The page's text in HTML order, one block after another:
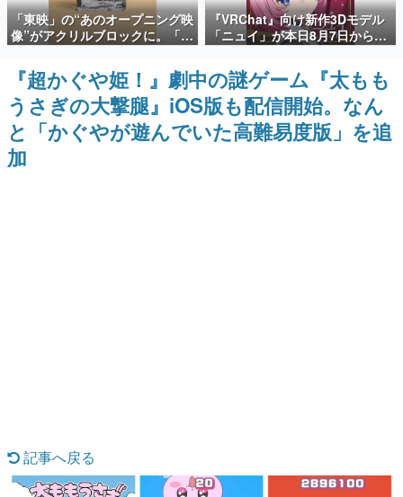
SNS拡散数が数千以上！ ページビュー数万以上！ などな
ど。多くの人々に読まれた、電ファミ渾身の“殿堂入り”記
事をまとめました。
ゲームの企画書
名作ゲームクリエイターの方々に製作時のエピソードをお
聞きし、ヒットする企画（ゲーム）とは何か？を探ってい
きます。
赫本
「東映」の“あのオープニング映
像”がアクリルブロックに。「東
映ヒストリカル グッズコレクシ
ョン」が8月下旬より発売
『VRChat』向け新作3Dモデル
「ニュイ」が本日8月7日から
BOOTHにて発売。瞳に光る星
や感情豊かな表情が、小悪魔か
わいい
『超かぐや姫！』劇中の謎ゲーム『太もも
うさぎの大撃腿』iOS版も配信開始。なん
と「かぐやが遊んでいた高難易度版」を追
加
記事へ戻る